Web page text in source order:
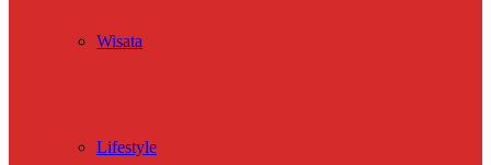
Wisata
Lifestyle